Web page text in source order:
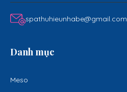
spathuhieunhabe@gmail.com
Danh mục
Meso